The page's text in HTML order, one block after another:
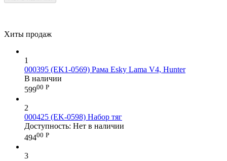
Хиты продаж
1
000395 (EK1-0569) Рама Esky Lama V4, Hunter
В наличии
59900 Р
2
000425 (EK-0598) Набор тяг
Доступность: Нет в наличии
49400 Р
3